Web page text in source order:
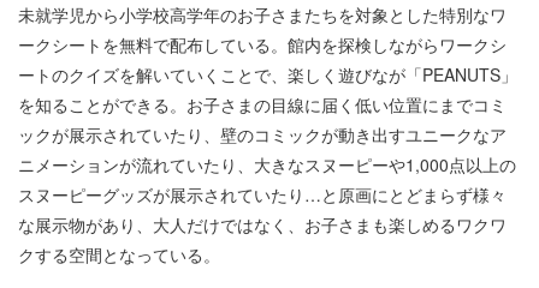
未就学児から小学校高学年のお子さまたちを対象とした特別なワ
ークシートを無料で配布している。館内を探検しながらワークシ
ートのクイズを解いていくことで、楽しく遊びなが「PEANUTS」
を知ることができる。お子さまの目線に届く低い位置にまでコミ
ックが展示されていたり、壁のコミックが動き出すユニークなア
ニメーションが流れていたり、大きなスヌーピーや1,000点以上の
スヌーピーグッズが展示されていたり…と原画にとどまらず様々
な展示物があり、大人だけではなく、お子さまも楽しめるワクワ
クする空間となっている。